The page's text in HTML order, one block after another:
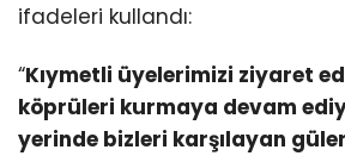
ifadeleri kullandı:
“Kıymetli üyelerimizi ziyaret
köprüleri kurmaya devam
yerinde bizleri karşılayan